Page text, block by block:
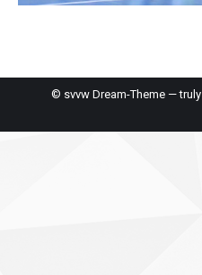
© svvw Dream-Theme — truly